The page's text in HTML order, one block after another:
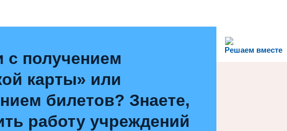
Решаем вместе
с получением
карты» или
билетов? Знаете,
работу учреждений